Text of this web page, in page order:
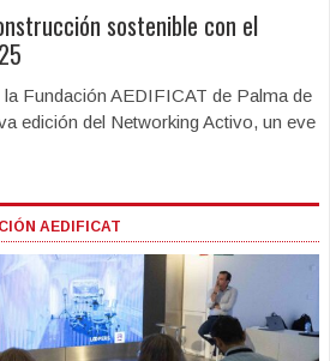
sostenible con el
Fundación AEDIFICAT de Palma de
edición del Networking Activo, un eve
AEDIFICAT